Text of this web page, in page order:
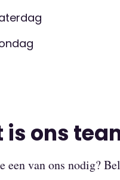
is ons
een van ons nodig?